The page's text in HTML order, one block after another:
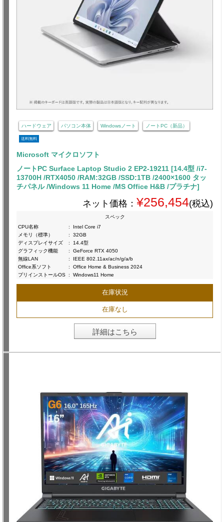
ハードウェア パソコン本体 Windowsノート ノートPC（新品）
送料無料
Microsoft マイクロソフト
ノートPC Surface Laptop Studio 2 EP2-19211 [14.4型 /i7-
13700H /RTX4050 /RAM:32GB /SSD:1TB /2400×1600 タッ
チパネル /Windows 11 Home /MS Office H&B /プラチナ]
ネット価格： ¥256,454(税込)
スペック
CPU名称
:
Intel Core i7
メモリ（標準）
:
32GB
ディスプレイサイズ
:
14.4型
グラフィック機能
:
GeForce RTX 4050
無線LAN
:
IEEE 802.11ax/ac/n/g/a/b
Office系ソフト
:
Office Home & Business 2024
プリインストールOS : Windows11 Home
在庫状況
在庫なし
詳細はこちら